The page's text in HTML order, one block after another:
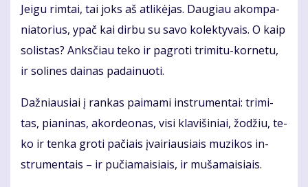
Jei­gu rim­tai, tai joks aš at­li­kė­jas. Dau­giau akom­pa­
nia­to­rius, ypač kai dir­bu su sa­vo ko­lek­ty­vais. O kaip
so­lis­tas? Anks­čiau te­ko ir pa­gro­ti tri­mi­tu-kor­ne­tu,
ir so­li­nes dai­nas pa­dai­nuo­ti.
Daž­niau­siai į ran­kas pa­ima­mi in­stru­men­tai: tri­mi­
tas, pia­ni­nas, akor­de­o­nas, vi­si kla­vi­ši­niai, žo­džiu, te­
ko ir ten­ka gro­ti pa­čiais įvai­riau­siais mu­zi­kos in­
stru­men­tais – ir pu­čia­mai­siais, ir mu­ša­mai­siais.